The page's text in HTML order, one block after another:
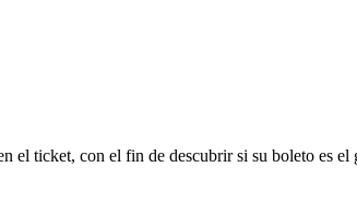
el ticket, con el fin de descubrir si su boleto es